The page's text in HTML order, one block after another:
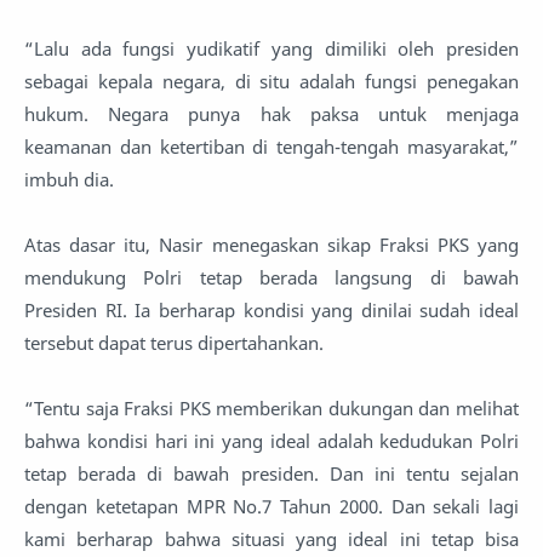
“Lalu ada fungsi yudikatif yang dimiliki oleh presiden
sebagai kepala negara, di situ adalah fungsi penegakan
hukum. Negara punya hak paksa untuk menjaga
keamanan dan ketertiban di tengah-tengah masyarakat,”
imbuh dia.
Atas dasar itu, Nasir menegaskan sikap Fraksi PKS yang
mendukung Polri tetap berada langsung di bawah
Presiden RI. Ia berharap kondisi yang dinilai sudah ideal
tersebut dapat terus dipertahankan.
“Tentu saja Fraksi PKS memberikan dukungan dan melihat
bahwa kondisi hari ini yang ideal adalah kedudukan Polri
tetap berada di bawah presiden. Dan ini tentu sejalan
dengan ketetapan MPR No.7 Tahun 2000. Dan sekali lagi
kami berharap bahwa situasi yang ideal ini tetap bisa